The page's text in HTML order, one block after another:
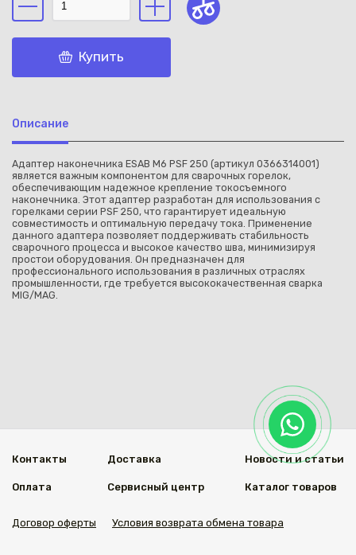
Купить
Описание
Адаптер наконечника ESAB M6 PSF 250 (артикул 0366314001)
является важным компонентом для сварочных горелок,
обеспечивающим надежное крепление токосъемного
наконечника. Этот адаптер разработан для использования с
горелками серии PSF 250, что гарантирует идеальную
совместимость и оптимальную передачу тока. Применение
данного адаптера позволяет поддерживать стабильность
сварочного процесса и высокое качество шва, минимизируя
простои оборудования. Он предназначен для
профессионального использования в различных отраслях
промышленности, где требуется высококачественная сварка
MIG/MAG.
Контакты
Оплата
Доставка
Сервисный центр
Новости и статьи
Каталог товаров
Договор оферты Условия возврата обмена товара